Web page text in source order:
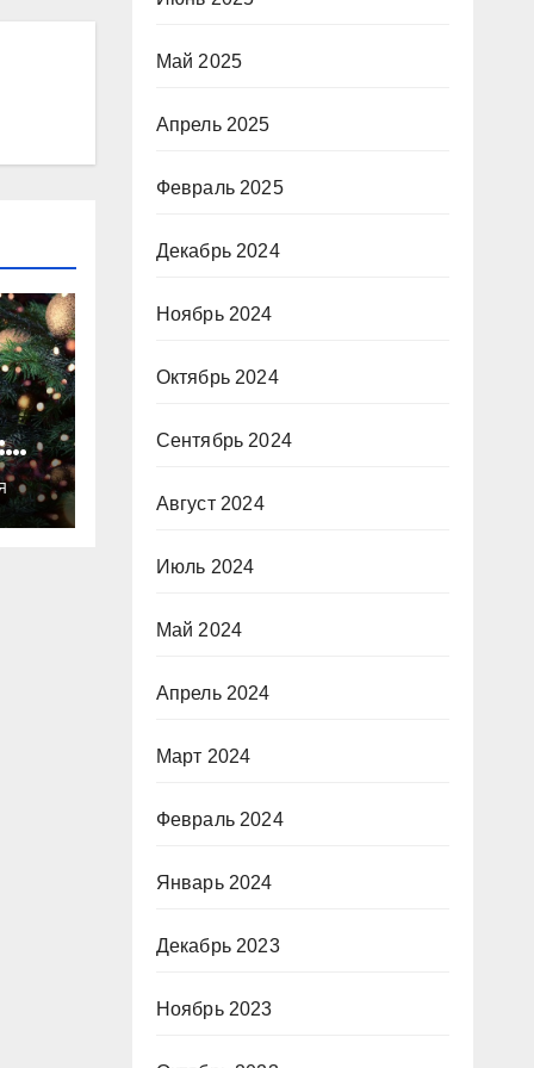
Май 2025
Апрель 2025
Февраль 2025
Декабрь 2024
Ноябрь 2024
Октябрь 2024
Сентябрь 2024
Август 2024
Июль 2024
Май 2024
Апрель 2024
Март 2024
Февраль 2024
Январь 2024
Декабрь 2023
Ноябрь 2023